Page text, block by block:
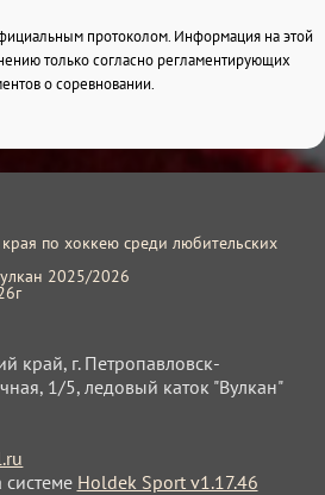
протоколом. Информация на этой
только согласно регламентирующих
о соревновании.
по хоккею среди любительских
2025/2026
край, г. Петропавловск-
1/5, ледовый каток "Вулкан"
системе Holdek Sport v1.17.46